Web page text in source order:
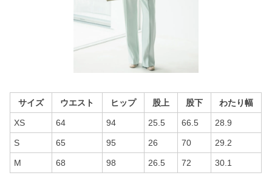
サイズ ウエスト ヒップ 股上 股下 わたり幅
XS 64 94 25.5 66.5 28.9
S 65 95 26 70 29.2
M 68 98 26.5 72 30.1